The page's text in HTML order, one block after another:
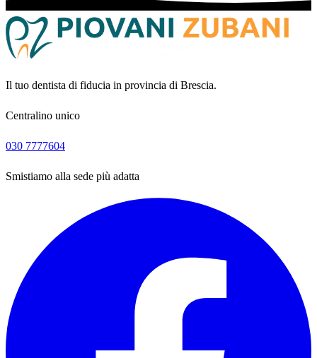
Il tuo dentista di fiducia in provincia di Brescia.
Centralino unico
030 7777604
Smistiamo alla sede più adatta